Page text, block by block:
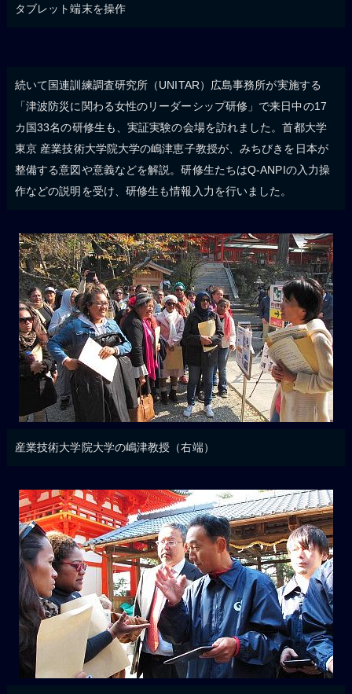
タブレット端末を操作
続いて国連訓練調査研究所（UNITAR）広島事務所が実施する
「津波防災に関わる女性のリーダーシップ研修」で来日中の17
カ国33名の研修生も、実証実験の会場を訪れました。首都大学
東京 産業技術大学院大学の嶋津恵子教授が、みちびきを日本が
整備する意図や意義などを解説。研修生たちはQ-ANPIの入力操
作などの説明を受け、研修生も情報入力を行いました。
産業技術大学院大学の嶋津教授（右端）